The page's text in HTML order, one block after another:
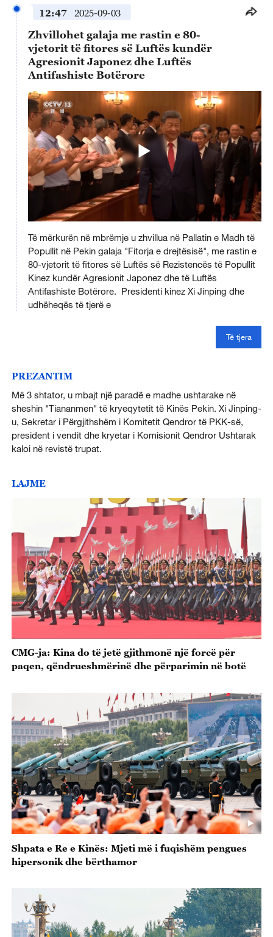
12:47 2025-09-03
Zhvillohet galaja me rastin e 80-
vjetorit të fitores së Luftës kundër
Agresionit Japonez dhe Luftës
Antifashiste Botërore
Të mërkurën në mbrëmje u zhvillua në Pallatin e Madh të
Popullit në Pekin galaja "Fitorja e drejtësisë", me rastin e
80-vjetorit të fitores së Luftës së Rezistencës të Popullit
Kinez kundër Agresionit Japonez dhe të Luftës
Antifashiste Botërore. Presidenti kinez Xi Jinping dhe
udhëheqës të tjerë e
Të tjera
PREZANTIM
Më 3 shtator, u mbajt një paradë e madhe ushtarake në
sheshin "Tiananmen" të kryeqytetit të Kinës Pekin. Xi Jinping-
u, Sekretar i Përgjithshëm i Komitetit Qendror të PKK-së,
president i vendit dhe kryetar i Komisionit Qendror Ushtarak
kaloi në revistë trupat.
LAJME
CMG-ja: Kina do të jetë gjithmonë një forcë për
paqen, qëndrueshmërinë dhe përparimin në botë
Shpata e Re e Kinës: Mjeti më i fuqishëm pengues
hipersonik dhe bërthamor